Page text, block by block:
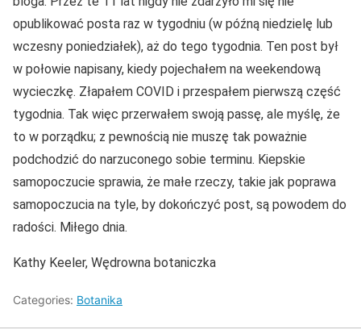
opublikować posta raz w tygodniu (w późną niedzielę lub
wczesny poniedziałek), aż do tego tygodnia. Ten post był
w połowie napisany, kiedy pojechałem na weekendową
wycieczkę. Złapałem COVID i przespałem pierwszą część
tygodnia. Tak więc przerwałem swoją passę, ale myślę, że
to w porządku; z pewnością nie muszę tak poważnie
podchodzić do narzuconego sobie terminu. Kiepskie
samopoczucie sprawia, że małe rzeczy, takie jak poprawa
samopoczucia na tyle, by dokończyć post, są powodem do
radości. Miłego dnia.
Kathy Keeler, Wędrowna botaniczka
Categories: Botanika